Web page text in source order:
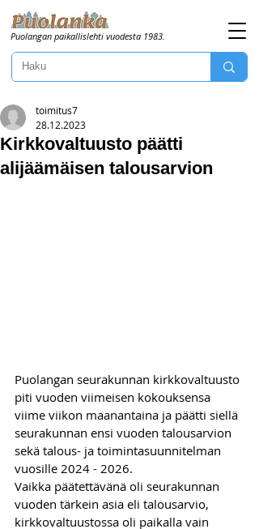
Puolangan paikallislehti vuodesta 1983.
Kirkkovaltuusto päätti
alijäämäisen talousarvion
toimitus7
28.12.2023
Puolangan seurakunnan kirkkovaltuusto
piti vuoden viimeisen kokouksensa
viime viikon maanantaina ja päätti siellä
seurakunnan ensi vuoden talousarvion
sekä talous- ja toimintasuunnitelman
vuosille 2024 - 2026.
Vaikka päätettävänä oli seurakunnan
vuoden tärkein asia eli talousarvio,
kirkkovaltuustossa oli paikalla vain